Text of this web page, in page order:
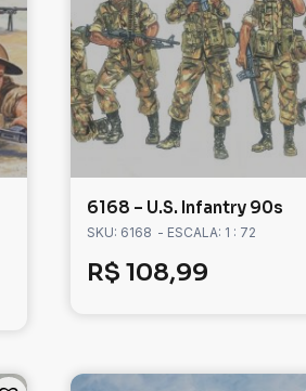
6168 – U.S. Infantry 90s
SKU: 6168 - ESCALA: 1 : 72
R$ 108,99